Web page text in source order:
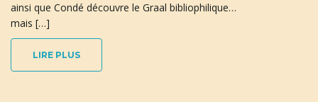
ainsi que Condé découvre le Graal bibliophilique…
mais […]
LIRE PLUS